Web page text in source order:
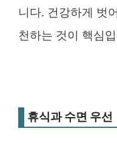
니다. 건강하게 벗
천하는 것이 핵심
휴식과 수면 우선